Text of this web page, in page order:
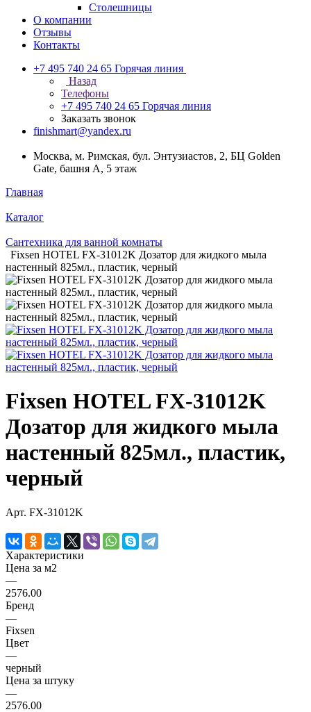
Столешницы
О компании
Отзывы
Контакты
+7 495 740 24 65 Горячая линия
Назад
Телефоны
+7 495 740 24 65 Горячая линия
Заказать звонок
finishmart@yandex.ru
Москва, м. Римская, бул. Энтузиастов, 2, БЦ Golden
Gate, башня А, 5 этаж
Главная
Каталог
Сантехника для ванной комнаты
Fixsen HOTEL FX-31012K Дозатор для жидкого мыла
настенный 825мл., пластик, черный
Fixsen HOTEL FX-31012K
Дозатор для жидкого мыла
настенный 825мл., пластик,
черный
Арт. FX-31012K
Характеристики
Цена за м2
—
2576.00
Бренд
—
Fixsen
Цвет
—
черный
Цена за штуку
—
2576.00